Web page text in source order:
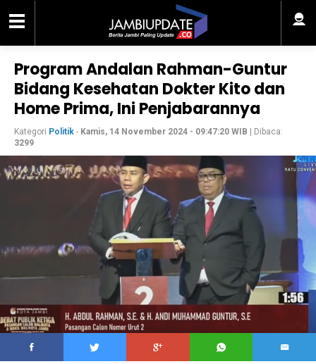
Program Andalan Rahman-Guntur
Bidang Kesehatan Dokter Kito dan
Home Prima, Ini Penjabarannya
Kategori Politik - Kamis, 14 November 2024 - 09:47:20 WIB | Dibaca:
3299